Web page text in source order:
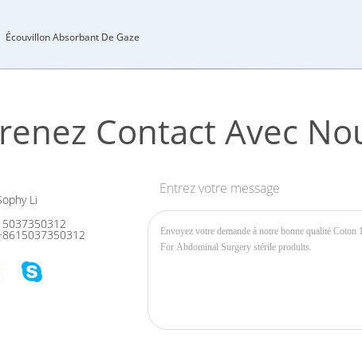
Écouvillon Absorbant De Gaze
Contact Avec
Li
Entrez votre message